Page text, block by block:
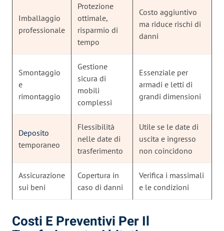
Imballaggio
professionale
Protezione
ottimale,
risparmio di
tempo
Costo aggiuntivo
ma riduce rischi di
danni
Smontaggio
e
rimontaggio
Gestione
sicura di
mobili
complessi
Essenziale per
armadi e letti di
grandi dimensioni
Deposito
temporaneo
Flessibilità
nelle date di
trasferimento
Utile se le date di
uscita e ingresso
non coincidono
Assicurazione
sui beni
Copertura in
caso di danni
Verifica i massimali
e le condizioni
Costi E Preventivi Per Il